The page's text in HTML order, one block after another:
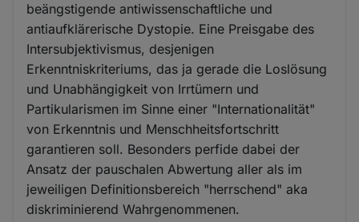
beängstigende antiwissenschaftliche und
antiaufklärerische Dystopie. Eine Preisgabe des
Intersubjektivismus, desjenigen
Erkenntniskriteriums, das ja gerade die Loslösung
und Unabhängigkeit von Irrtümern und
Partikularismen im Sinne einer "Internationalität"
von Erkenntnis und Menschheitsfortschritt
garantieren soll. Besonders perfide dabei der
Ansatz der pauschalen Abwertung aller als im
jeweiligen Definitionsbereich "herrschend" aka
diskriminierend Wahrgenommenen.